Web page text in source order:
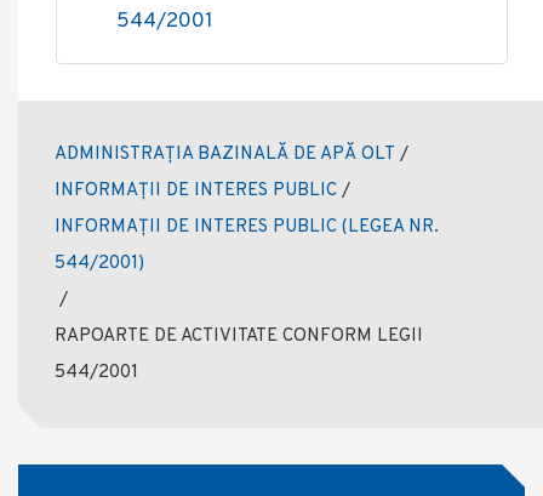
544/2001
ADMINISTRAȚIA BAZINALĂ DE APĂ OLT /
INFORMAȚII DE INTERES PUBLIC /
INFORMAȚII DE INTERES PUBLIC (LEGEA NR.
544/2001)
/
RAPOARTE DE ACTIVITATE CONFORM LEGII
544/2001